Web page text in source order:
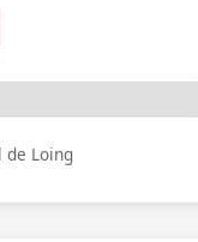
de Loing